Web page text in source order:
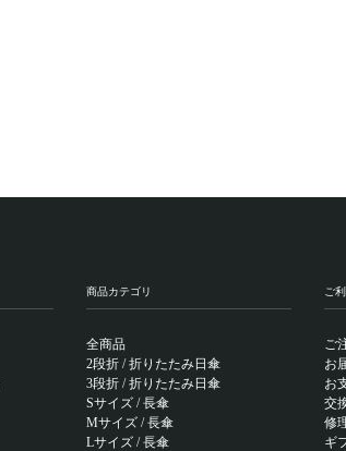
商品カテゴリ
全商品
2段折 / 折りたたみ日傘
3段折 / 折りたたみ日傘
Sサイズ / 長傘
Mサイズ / 長傘
Lサイズ / 長傘
ご
ご
お
お
交
修
ギ